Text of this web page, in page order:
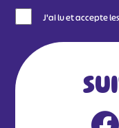
J'ai lu et accepte les